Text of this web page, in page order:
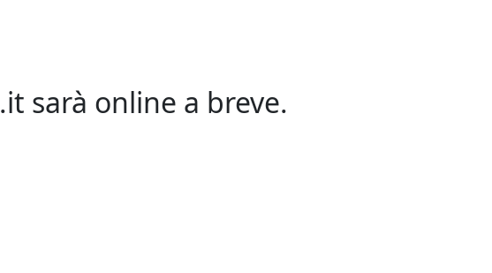
sarà online a breve.